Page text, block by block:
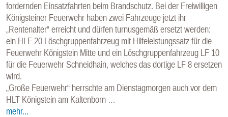
fordernden Einsatzfahrten beim Brandschutz. Bei der Freiwilligen
Königsteiner Feuerwehr haben zwei Fahrzeuge jetzt ihr
„Rentenalter“ erreicht und dürfen turnusgemäß ersetzt werden:
ein HLF 20 Löschgruppenfahrzeug mit Hilfeleistungssatz für die
Feuerwehr Königstein Mitte und ein Löschgruppenfahrzeug LF 10
für die Feuerwehr Schneidhain, welches das dortige LF 8 ersetzen
wird.
„Große Feuerwehr“ herrschte am Dienstagmorgen auch vor dem
HLT Königstein am Kaltenborn …
mehr...